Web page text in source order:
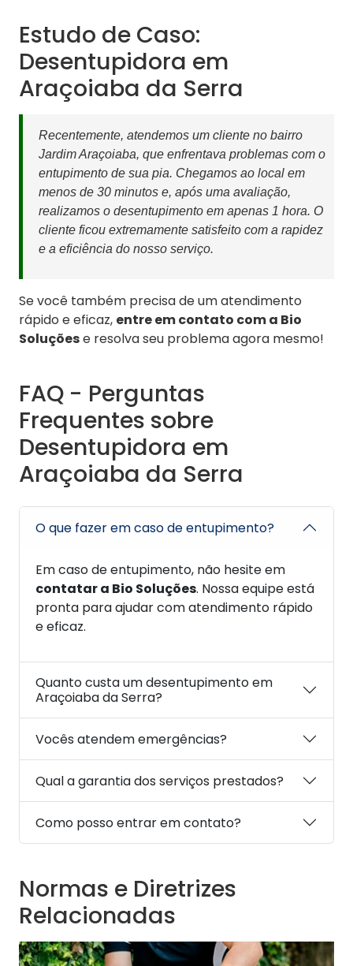
Estudo de Caso:
Desentupidora em
Araçoiaba da Serra
Recentemente, atendemos um cliente no bairro
Jardim Araçoiaba, que enfrentava problemas com o
entupimento de sua pia. Chegamos ao local em
menos de 30 minutos e, após uma avaliação,
realizamos o desentupimento em apenas 1 hora. O
cliente ficou extremamente satisfeito com a rapidez
e a eficiência do nosso serviço.
Se você também precisa de um atendimento
rápido e eficaz, entre em contato com a Bio
Soluçõese resolva seu problema agora mesmo!
FAQ - Perguntas
Frequentes sobre
Desentupidora em
Araçoiaba da Serra
O que fazer em caso de entupimento?
Em caso de entupimento, não hesite em
contatar a Bio Soluções. Nossa equipe está
pronta para ajudar com atendimento rápido
e eficaz.
Quanto custa um desentupimento em
Araçoiaba da Serra?
Vocês atendem emergências?
Qual a garantia dos serviços prestados?
Como posso entrar em contato?
Normas e Diretrizes
Relacionadas